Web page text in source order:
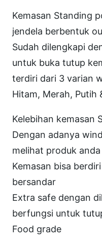
P
o
u
c
h
S
P
C
W
M
e
r
a
h
Kemasan Standing
jendela berbentuk
Sudah dilengkapi
untuk buka tutup
terdiri dari 3 varian
Hitam, Merah, Putih
Kelebihan kemasan
Dengan adanya
melihat produk anda
Kemasan bisa
bersandar
Extra safe dengan
berfungsi untuk
Food grade